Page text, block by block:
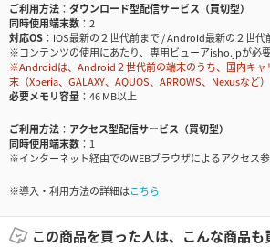
ご利用方法
ダウンロード型配信サービス（買切型）
同時使用端末数
2
対応OS
iOS最新の２世代前まで / Android最新の２世代
※コンテンツの使用にあたり、専用ビューアisho.jpが必
※Androidは、Android２世代前の端末のうち、国内キャ
末（Xperia、GALAXY、AQUOS、ARROWS、Nexusなど
必要メモリ容量
46 MB以上
ご利用方法
アクセス型配信サービス（買切型）
同時使用端末数
1
※インターネット経由でのWEBブラウザによるアクセス
※導入・利用方法の詳細はこちら
この商品を買った人は、こんな商品も